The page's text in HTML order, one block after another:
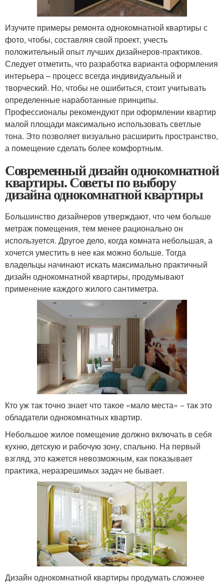
Изучите примеры ремонта однокомнатной квартиры с
фото, чтобы, составляя свой проект, учесть
положительный опыт лучших дизайнеров-практиков.
Следует отметить, что разработка варианта оформления
интерьера – процесс всегда индивидуальный и
творческий. Но, чтобы не ошибиться, стоит учитывать
определенные наработанные принципы.
Профессионалы рекомендуют при оформлении квартир
малой площади максимально использовать светлые
тона. Это позволяет визуально расширить пространство,
а помещение сделать более комфортным.
Современный дизайн однокомнатной
квартиры. Советы по выбору
дизайна однокомнатной квартиры
Большинство дизайнеров утверждают, что чем больше
метраж помещения, тем менее рационально он
используется. Другое дело, когда комната небольшая, а
хочется уместить в нее как можно больше. Тогда
владельцы начинают искать максимально практичный
дизайн однокомнатной квартиры, продумывают
применение каждого жилого сантиметра.
Кто уж так точно знает что такое «мало места» − так это
обладатели однокомнатных квартир.
Небольшое жилое помещение должно включать в себя
кухню, детскую и рабочую зону, спальню. На первый
взгляд, это кажется невозможным, как показывает
практика, неразрешимых задач не бывает.
Дизайн однокомнатной квартиры продумать сложнее